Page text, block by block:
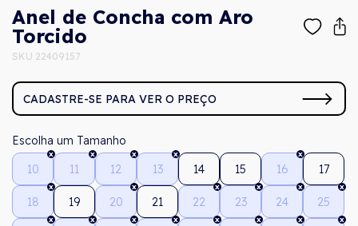
Anel de Concha com Aro
Torcido
SKU 22409157
CADASTRE-SE PARA VER O PREÇO
Tamanho
10
11 12 13 14 15 16 17
18 19 20 21 22 23 24 25